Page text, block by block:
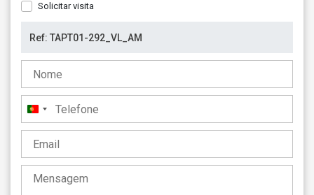
Solicitar visita
Portugal
+351